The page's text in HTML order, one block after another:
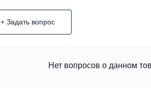
+ Задать вопрос
Нет вопросов о данном